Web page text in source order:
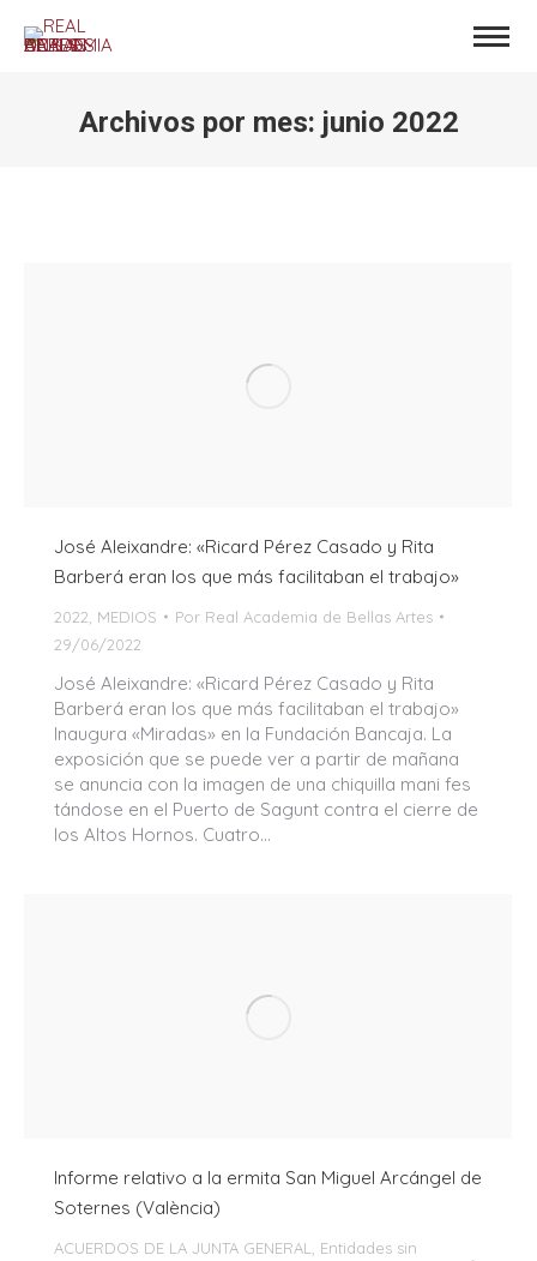
Archivos por mes: junio 2022
José Aleixandre: «Ricard Pérez Casado y Rita
Barberá eran los que más facilitaban el trabajo»
2022 MEDIOS Por Real Academia de Bellas Artes
29/06/2022
José Aleixandre: «Ricard Pérez Casado y Rita
Barberá eran los que más facilitaban el trabajo»
Inaugura «Miradas» en la Fundación Bancaja. La
exposición que se puede ver a partir de mañana
se anuncia con la imagen de una chiquilla mani fes
tándose en el Puerto de Sagunt contra el cierre de
los Altos Hornos. Cuatro…
Informe relativo a la ermita San Miguel Arcángel de
Soternes (València)
ACUERDOS DE LA JUNTA GENERAL
Entidades sin